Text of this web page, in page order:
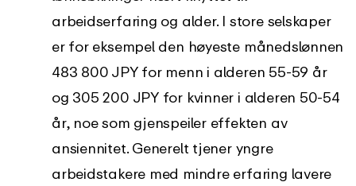
arbeidserfaring og alder. I store selskaper
er for eksempel den høyeste månedslønnen
483 800 JPY for menn i alderen 55-59 år
og 305 200 JPY for kvinner i alderen 50-54
år, noe som gjenspeiler effekten av
ansiennitet. Generelt tjener yngre
arbeidstakere med mindre erfaring lavere